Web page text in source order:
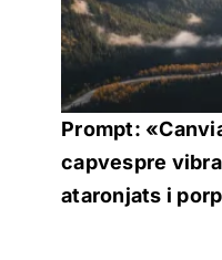
Prompt:
capvespre
ataronjats i